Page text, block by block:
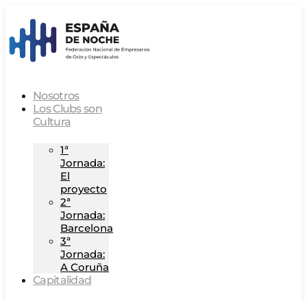
Nosotros
Los Clubs son
Cultura
1ª
Jornada:
El
proyecto
2ª
Jornada:
Barcelona
3ª
Jornada:
A Coruña
Capitalidad